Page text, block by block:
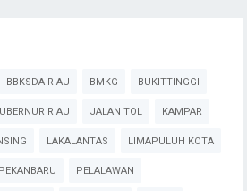
BBKSDA RIAU BMKG BUKITTINGGI
RIAU JALAN TOL KAMPAR
LAKALANTAS LIMAPULUH KOTA
PEKANBARU PELALAWAN